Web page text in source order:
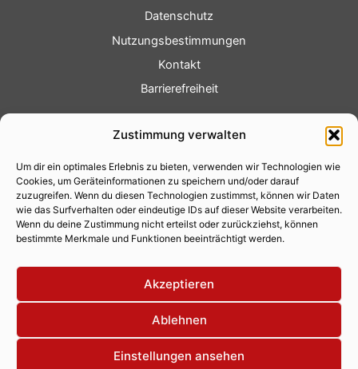
Zustimmung verwalten
Um dir ein optimales Erlebnis zu bieten, verwenden wir Technologien wie
Cookies, um Geräteinformationen zu speichern und/oder darauf
zuzugreifen. Wenn du diesen Technologien zustimmst, können wir Daten
wie das Surfverhalten oder eindeutige IDs auf dieser Website verarbeiten.
Wenn du deine Zustimmung nicht erteilst oder zurückziehst, können
bestimmte Merkmale und Funktionen beeinträchtigt werden.
Akzeptieren
Ablehnen
Einstellungen ansehen
Datenschutz
Nutzungsbestimmungen
Kontakt
Barrierefreiheit
Fotoservice
Videoservice
Werbung
Contenterstellung
Lokalnachrichten
Lokalfernsehen
Eventkalender